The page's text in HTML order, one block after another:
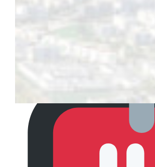
3 RÉALISATIONS DE FRESQUES À SAINT-
Fabio PETANI (Italie)